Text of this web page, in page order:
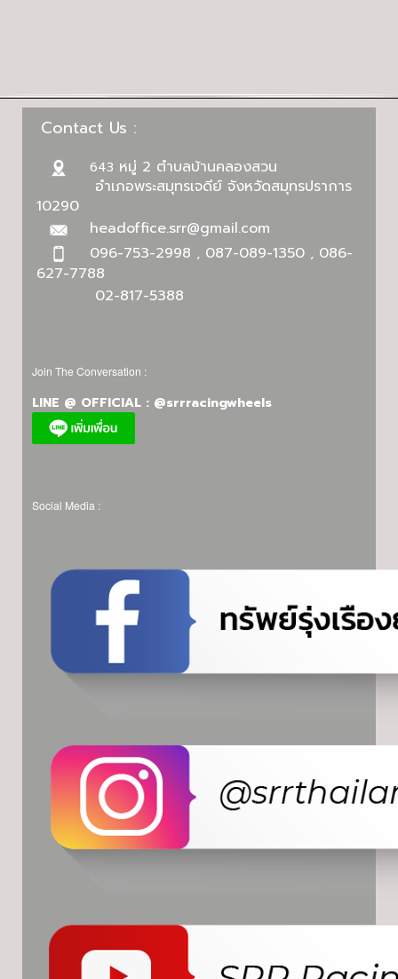
Contact Us :
643 หมู่ 2 ตำบลบ้านคลองสวน
อำเภอพระสมุทรเจดีย์ จังหวัดสมุทรปราการ
10290
headoffice.srr@gmail.com
096-753-2998 , 087-089-1350 , 086-
627-7788
02-817-5388
Join The Conversation :
LINE @ OFFICIAL : @srrracingwheels
Social Media :